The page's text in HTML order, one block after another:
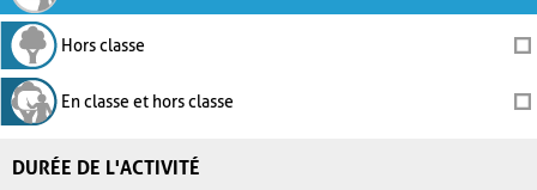
Hors classe
En classe et hors classe
DURÉE DE L'ACTIVITÉ